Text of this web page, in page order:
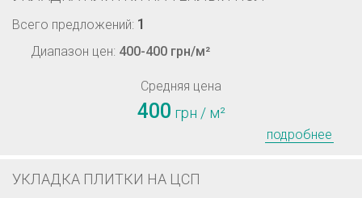
Всего предложений: 1
Диапазон цен: 400-400 грн/м²
Средняя цена
400 грн / м²
подробнее
УКЛАДКА ПЛИТКИ НА ЦСП